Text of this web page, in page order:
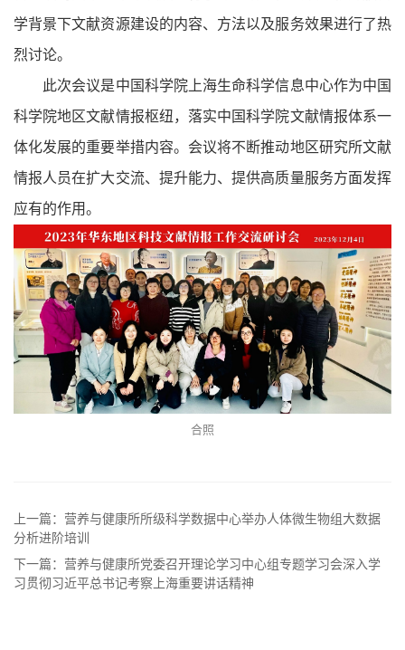
学背景下文献资源建设的内容、方法以及服务效果进行了热
烈讨论。
此次会议是中国科学院上海生命科学信息中心作为中国
科学院地区文献情报枢纽，落实中国科学院文献情报体系一
体化发展的重要举措内容。会议将不断推动地区研究所文献
情报人员在扩大交流、提升能力、提供高质量服务方面发挥
应有的作用。
合照
上一篇：营养与健康所所级科学数据中心举办人体微生物组大数据
分析进阶培训
下一篇：营养与健康所党委召开理论学习中心组专题学习会深入学
习贯彻习近平总书记考察上海重要讲话精神